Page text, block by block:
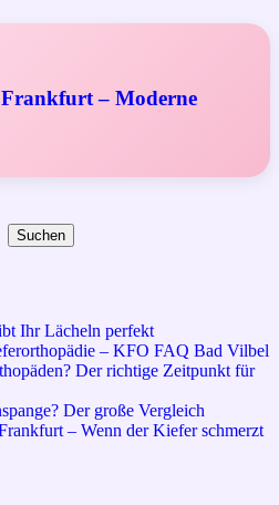
– Moderne
Suchen
Ihr Lächeln perfekt
– KFO FAQ Bad Vilbel
Der richtige Zeitpunkt für
Der große Vergleich
– Wenn der Kiefer schmerzt